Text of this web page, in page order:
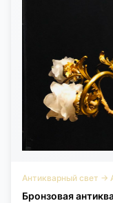
Антикварный свет →
Бронзовая